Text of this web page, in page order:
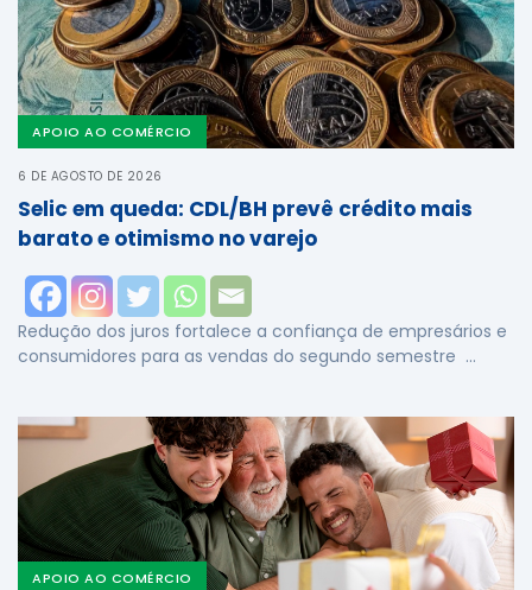
APOIO AO COMÉRCIO
6 DE AGOSTO DE 2026
Selic em queda: CDL/BH prevê crédito mais
barato e otimismo no varejo
Redução dos juros fortalece a confiança de empresários e
consumidores para as vendas do segundo semestre …
APOIO AO COMÉRCIO